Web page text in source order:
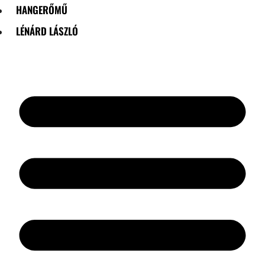
HANGERŐMŰ
LÉNÁRD LÁSZLÓ